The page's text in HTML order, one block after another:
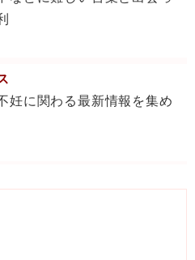
妊に関わる最新情報を集め